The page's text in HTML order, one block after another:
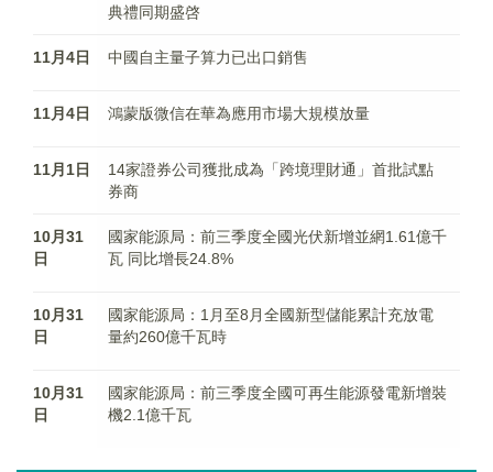
典禮同期盛啓
11月4日 中國自主量子算力已出口銷售
11月4日 鴻蒙版微信在華為應用市場大規模放量
11月1日
14家證券公司獲批成為「跨境理財通」首批試點
券商
10月31
日
國家能源局：前三季度全國光伏新增並網1.61億千
瓦 同比增長24.8%
10月31
日
國家能源局：1月至8月全國新型儲能累計充放電
量約260億千瓦時
10月31
日
國家能源局：前三季度全國可再生能源發電新增裝
機2.1億千瓦